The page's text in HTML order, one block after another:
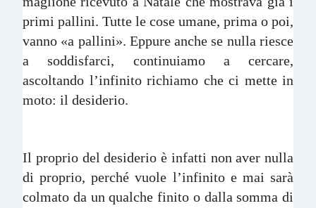
primi pallini. Tutte le cose umane, prima o poi,
vanno «a pallini». Eppure anche se nulla riesce
a soddisfarci, continuiamo a cercare,
ascoltando l’infinito richiamo che ci mette in
moto: il desiderio.
Il proprio del desiderio è infatti non aver nulla
di proprio, perché vuole l’infinito e mai sarà
colmato da un qualche finito o dalla somma di